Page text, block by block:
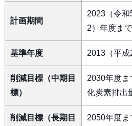
計画期間
2023（令
2）年度ま
基準年度 2013（平
削減目標（中期目
標）
2030年度
化炭素排出
削減目標（長期目
2050年度